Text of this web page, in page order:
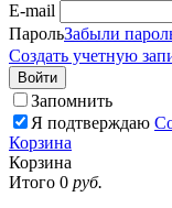
E-mail
ПарольЗабыли
Создать учетную
Войти
Запомнить
Я подтверждаю
Корзина
Корзина
Итого 0 руб.